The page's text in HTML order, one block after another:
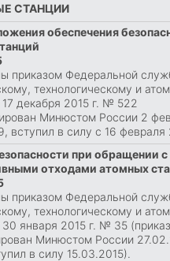
СТАНЦИИ
обеспечения
приказом Федеральной
технологическому и
17 декабря 2015 г. № 522
Минюстом России 2
вступил в силу с 16 февраля
при обращении с
отходами атомных
приказом Федеральной
технологическому и
30 января 2015 г. № 35 (приказ
Минюстом России
в силу 15.03.2015).